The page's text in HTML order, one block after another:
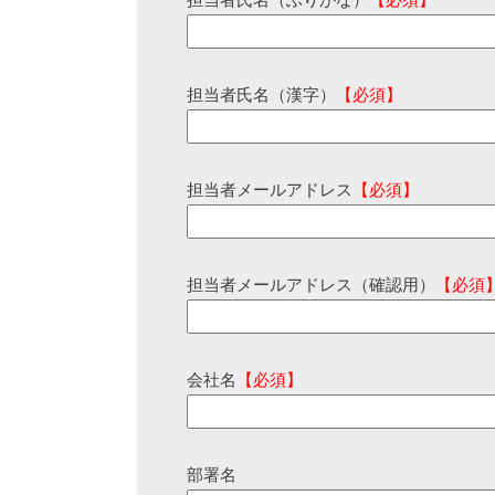
担当者氏名（漢字） 【必須】
担当者メールアドレス 【必須】
担当者メールアドレス（確認用） 【必須
会社名 【必須】
部署名